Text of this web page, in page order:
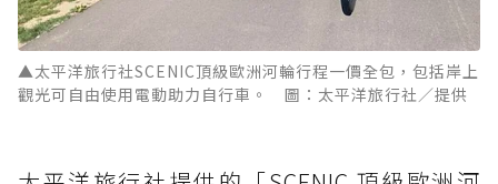
▲太平洋旅行社SCENIC頂級歐洲河輪行程一價全包，包括岸上
觀光可自由使用電動助力自行車。 圖：太平洋旅行社／提供